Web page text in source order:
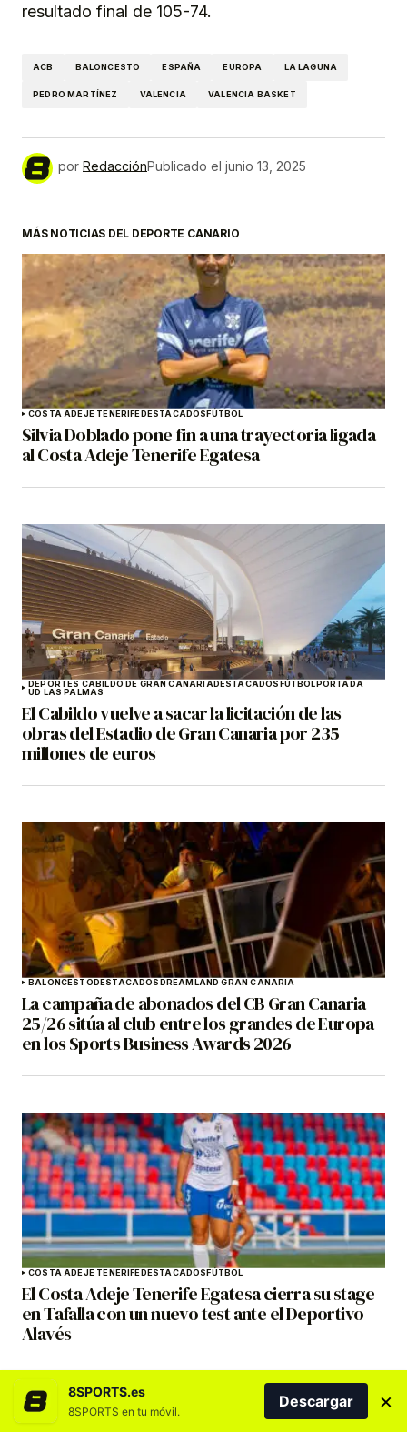
resultado final de 105-74.
ACB BALONCESTO ESPAÑA EUROPA LA LAGUNA
PEDRO MARTÍNEZ VALENCIA VALENCIA BASKET
por RedacciónPublicado el junio 13, 2025
MÁS NOTICIAS DEL DEPORTE CANARIO
COSTA ADEJE TENERIFEDESTACADOSFÚTBOL
Silvia Doblado pone fin a una trayectoria ligada
al Costa Adeje Tenerife Egatesa
DEPORTES CABILDO DE GRAN CANARIADESTACADOSFÚTBOLPORTADA
UD LAS PALMAS
El Cabildo vuelve a sacar la licitación de las
obras del Estadio de Gran Canaria por 235
millones de euros
BALONCESTODESTACADOSDREAMLAND GRAN CANARIA
La campaña de abonados del CB Gran Canaria
25/26 sitúa al club entre los grandes de Europa
en los Sports Business Awards 2026
COSTA ADEJE TENERIFEDESTACADOSFÚTBOL
El Costa Adeje Tenerife Egatesa cierra su stage
en Tafalla con un nuevo test ante el Deportivo
Alavés
8SPORTS.es
8SPORTS en tu móvil.
Descargar ×